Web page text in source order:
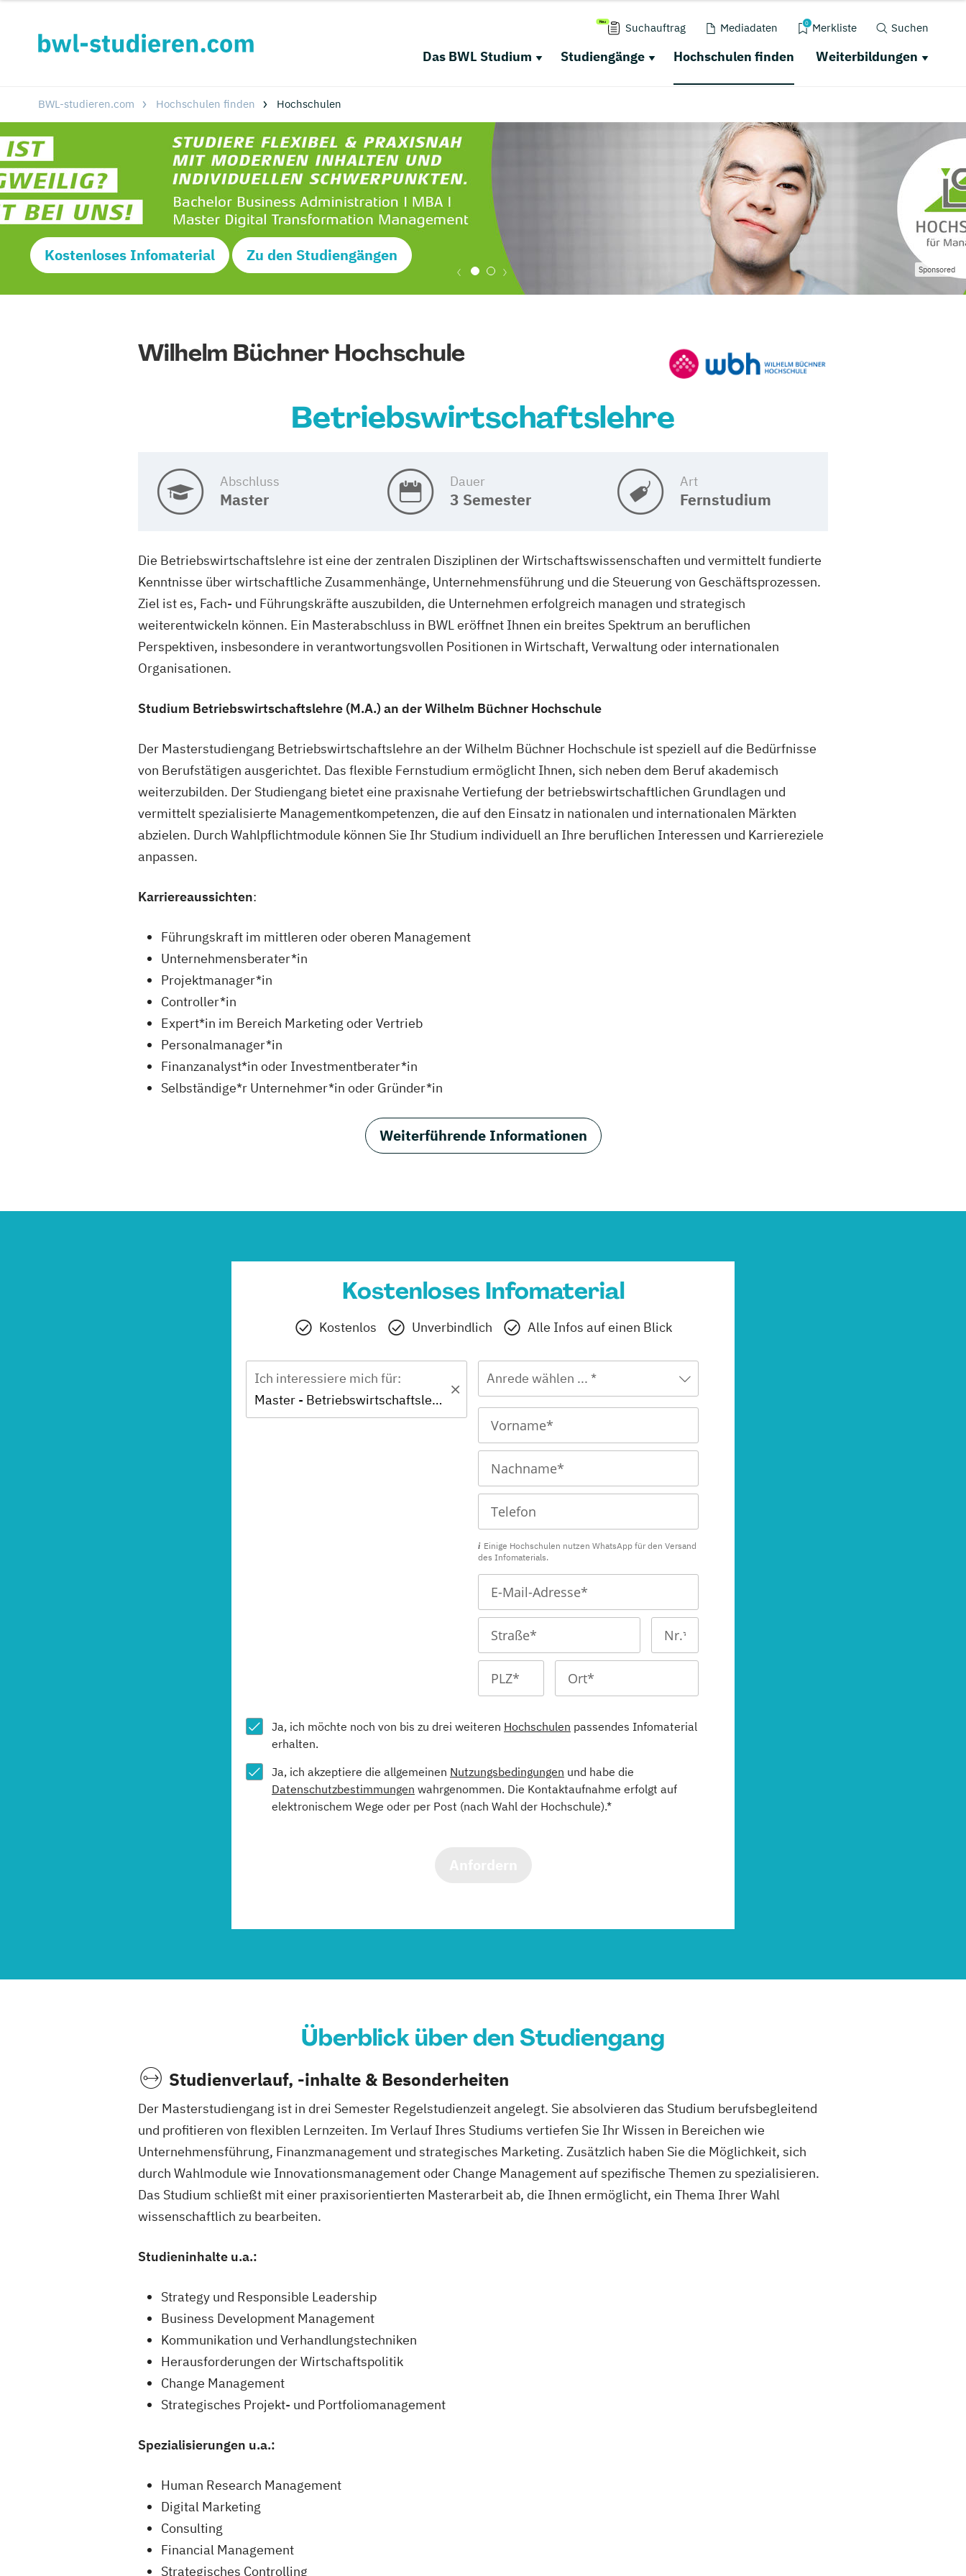
Suchauftrag Mediadaten 0 Merkliste Suchen
Das BWL Studium Studiengänge Hochschulen finden Weiterbildungen
BWL-studieren.com Hochschulen finden Hochschulen
Kostenloses Infomaterial Zu den Studiengängen
Sponsored
Wilhelm Büchner Hochschule
Betriebswirtschaftslehre
Abschluss
Master
Dauer
3 Semester
Art
Fernstudium
Die Betriebswirtschaftslehre ist eine der zentralen Disziplinen der Wirtschaftswissenschaften und vermittelt fundierte
Kenntnisse über wirtschaftliche Zusammenhänge, Unternehmensführung und die Steuerung von Geschäftsprozessen.
Ziel ist es, Fach- und Führungskräfte auszubilden, die Unternehmen erfolgreich managen und strategisch
weiterentwickeln können. Ein Masterabschluss in BWL eröffnet Ihnen ein breites Spektrum an beruflichen
Perspektiven, insbesondere in verantwortungsvollen Positionen in Wirtschaft, Verwaltung oder internationalen
Organisationen.
Studium Betriebswirtschaftslehre (M.A.) an der Wilhelm Büchner Hochschule
Der Masterstudiengang Betriebswirtschaftslehre an der Wilhelm Büchner Hochschule ist speziell auf die Bedürfnisse
von Berufstätigen ausgerichtet. Das flexible Fernstudium ermöglicht Ihnen, sich neben dem Beruf akademisch
weiterzubilden. Der Studiengang bietet eine praxisnahe Vertiefung der betriebswirtschaftlichen Grundlagen und
vermittelt spezialisierte Managementkompetenzen, die auf den Einsatz in nationalen und internationalen Märkten
abzielen. Durch Wahlpflichtmodule können Sie Ihr Studium individuell an Ihre beruflichen Interessen und Karriereziele
anpassen.
Karriereaussichten:
Führungskraft im mittleren oder oberen Management
Unternehmensberater*in
Projektmanager*in
Controller*in
Expert*in im Bereich Marketing oder Vertrieb
Personalmanager*in
Finanzanalyst*in oder Investmentberater*in
Selbständige*r Unternehmer*in oder Gründer*in
Weiterführende Informationen
Kostenloses Infomaterial
Kostenlos Unverbindlich Alle Infos auf einen Blick
Ich interessiere mich für:
Master - Betriebswirtschaftslehre
Anrede wählen ... *
Einige Hochschulen nutzen WhatsApp für den Versand
des Infomaterials.
Ja, ich möchte noch von bis zu drei weiteren Hochschulen passendes Infomaterial
erhalten.
Ja, ich akzeptiere die allgemeinen Nutzungsbedingungen und habe die
Datenschutzbestimmungen wahrgenommen. Die Kontaktaufnahme erfolgt auf
elektronischem Wege oder per Post (nach Wahl der Hochschule).*
Überblick über den Studiengang
Studienverlauf, -inhalte & Besonderheiten
Der Masterstudiengang ist in drei Semester Regelstudienzeit angelegt. Sie absolvieren das Studium berufsbegleitend
und profitieren von flexiblen Lernzeiten. Im Verlauf Ihres Studiums vertiefen Sie Ihr Wissen in Bereichen wie
Unternehmensführung, Finanzmanagement und strategisches Marketing. Zusätzlich haben Sie die Möglichkeit, sich
durch Wahlmodule wie Innovationsmanagement oder Change Management auf spezifische Themen zu spezialisieren.
Das Studium schließt mit einer praxisorientierten Masterarbeit ab, die Ihnen ermöglicht, ein Thema Ihrer Wahl
wissenschaftlich zu bearbeiten.
Studieninhalte u.a.:
Strategy und Responsible Leadership
Business Development Management
Kommunikation und Verhandlungstechniken
Herausforderungen der Wirtschaftspolitik
Change Management
Strategisches Projekt- und Portfoliomanagement
Spezialisierungen u.a.:
Human Research Management
Digital Marketing
Consulting
Financial Management
Strategisches Controlling